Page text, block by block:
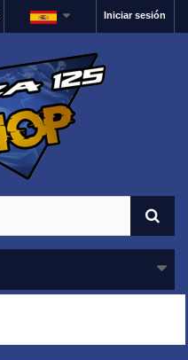
Iniciar sesión